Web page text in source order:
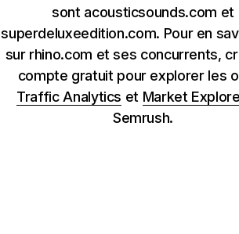
sont acousticsounds.com et
superdeluxeedition.com. Pour en
sur rhino.com et ses concurrents,
compte gratuit pour explorer les
Traffic Analytics et Market
Semrush.